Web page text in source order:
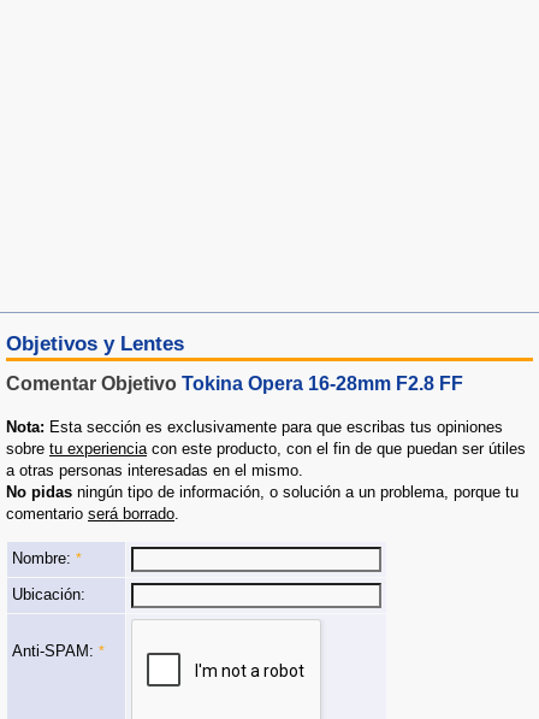
Objetivos y Lentes
Comentar Objetivo Tokina Opera 16-28mm F2.8 FF
Nota: Esta sección es exclusivamente para que escribas tus opiniones
sobre tu experienciacon este producto, con el fin de que puedan ser útiles
a otras personas interesadas en el mismo.
No pidas ningún tipo de información, o solución a un problema, porque tu
comentario será borrado.
Nombre: *
Ubicación:
Anti-SPAM: *